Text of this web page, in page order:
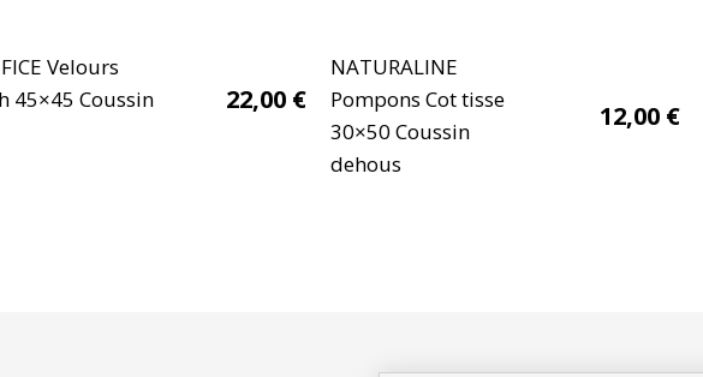
Velours
45×45 Coussin
22,00 €
NATURALINE
Pompons Cot tisse
30×50 Coussin
dehous
12,00 €